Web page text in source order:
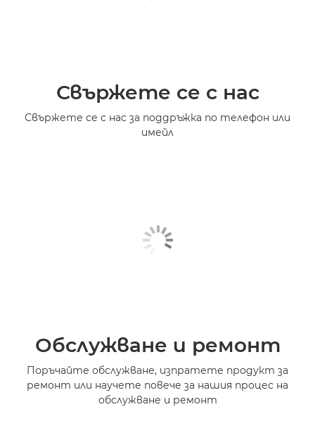
Свържете се с нас
Свържете се с нас за поддръжка по телефон или
имейл
Обслужване и ремонт
Поръчайте обслужване, изпратете продукт за
ремонт или научете повече за нашия процес на
обслужване и ремонт